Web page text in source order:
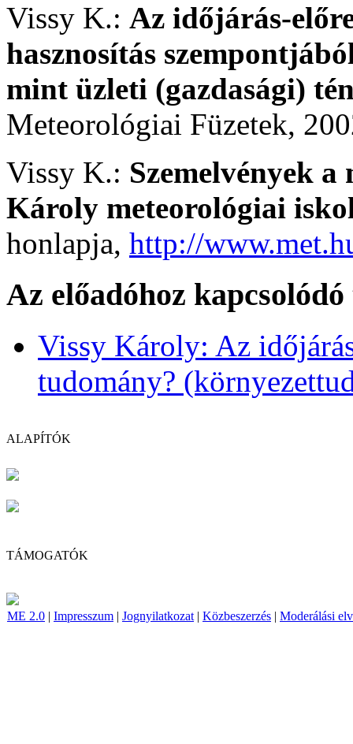
Vissy K.: Az időjárás-
hasznosítás
mint üzleti (gazdasági)
Meteorológiai Füzetek,
Vissy K.: Szemelvények
Károly meteorológiai
honlapja, http://
Az előadóhoz
Vissy Károly: Az
tudomány?
ALAPÍTÓK
TÁMOGATÓK
ME 2.0 | Impresszum | Jognyilatkozat | Közbeszerzés | Moderálási